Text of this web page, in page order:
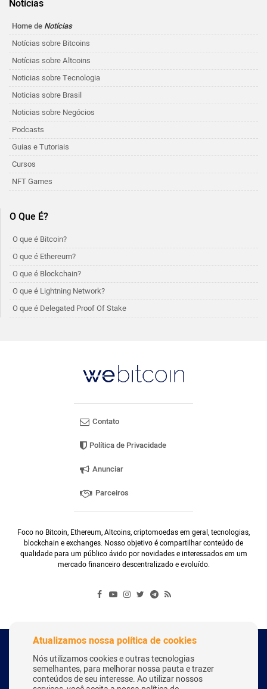
Notícias
Home de Notícias
Notícias sobre Bitcoins
Notícias sobre Altcoins
Noticias sobre Tecnologia
Noticias sobre Brasil
Noticias sobre Negócios
Podcasts
Guias e Tutoriais
Cursos
NFT Games
O Que É?
O que é Bitcoin?
O que é Ethereum?
O que é Blockchain?
O que é Lightning Network?
O que é Delegated Proof Of Stake
Contato
Política de Privacidade
Anunciar
Parceiros
Foco no Bitcoin, Ethereum, Altcoins, criptomoedas em geral, tecnologias,
blockchain e exchanges. Nosso objetivo é compartilhar conteúdo de
qualidade para um público ávido por novidades e interessados em um
mercado financeiro descentralizado e evoluído.
Copyright Webitcoin 2018 - Todos os Direitos Reservados
Atualizamos nossa política de cookies
Nós utilizamos cookies e outras tecnologias
semelhantes, para melhorar nossa pauta e trazer
conteúdos de seu interesse. Ao utilizar nossos